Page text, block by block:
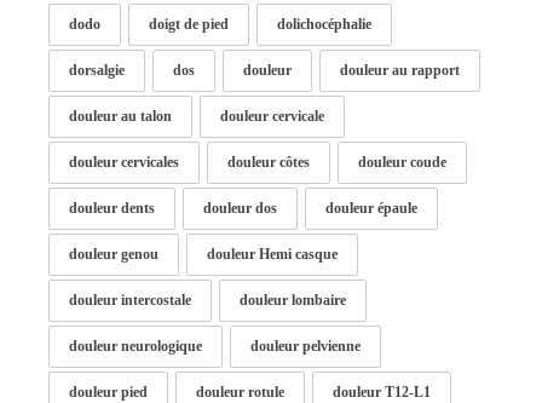
dodo doigt de pied dolichocéphalie
dorsalgie dos douleur douleur au rapport
douleur au talon douleur cervicale
douleur cervicales douleur côtes douleur coude
douleur dents douleur dos douleur épaule
douleur genou douleur Hemi casque
douleur intercostale douleur lombaire
douleur neurologique douleur pelvienne
douleur pied douleur rotule douleur T12-L1